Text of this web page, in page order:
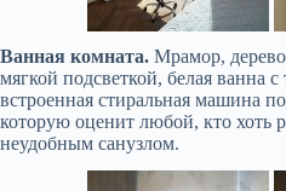
Ванная комната. Мрамор,
мягкой подсветкой, белая ванна
встроенная стиральная машина
которую оценит любой, кто хоть
неудобным санузлом.